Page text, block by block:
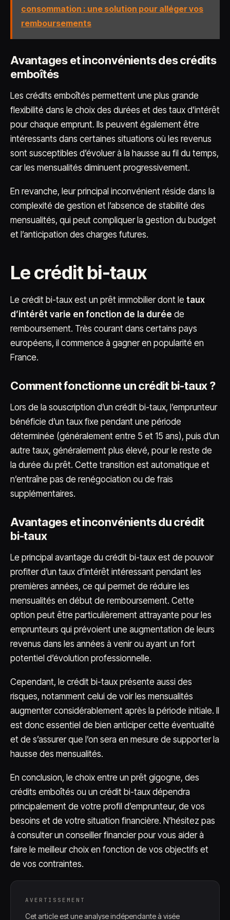
consommation : une solution pour alléger vos
remboursements
Avantages et inconvénients des crédits
emboîtés
Les crédits emboîtés permettent une plus grande
flexibilité dans le choix des durées et des taux d’intérêt
pour chaque emprunt. Ils peuvent également être
intéressants dans certaines situations où les revenus
sont susceptibles d’évoluer à la hausse au fil du temps,
car les mensualités diminuent progressivement.
En revanche, leur principal inconvénient réside dans la
complexité de gestion et l’absence de stabilité des
mensualités, qui peut compliquer la gestion du budget
et l’anticipation des charges futures.
Le crédit bi-taux
Le crédit bi-taux est un prêt immobilier dont le taux
d’intérêt varie en fonction de la durée de
remboursement. Très courant dans certains pays
européens, il commence à gagner en popularité en
France.
Comment fonctionne un crédit bi-taux ?
Lors de la souscription d’un crédit bi-taux, l’emprunteur
bénéficie d’un taux fixe pendant une période
déterminée (généralement entre 5 et 15 ans), puis d’un
autre taux, généralement plus élevé, pour le reste de
la durée du prêt. Cette transition est automatique et
n’entraîne pas de renégociation ou de frais
supplémentaires.
Avantages et inconvénients du crédit
bi-taux
Le principal avantage du crédit bi-taux est de pouvoir
profiter d’un taux d’intérêt intéressant pendant les
premières années, ce qui permet de réduire les
mensualités en début de remboursement. Cette
option peut être particulièrement attrayante pour les
emprunteurs qui prévoient une augmentation de leurs
revenus dans les années à venir ou ayant un fort
potentiel d’évolution professionnelle.
Cependant, le crédit bi-taux présente aussi des
risques, notamment celui de voir les mensualités
augmenter considérablement après la période initiale. Il
est donc essentiel de bien anticiper cette éventualité
et de s’assurer que l’on sera en mesure de supporter la
hausse des mensualités.
En conclusion, le choix entre un prêt gigogne, des
crédits emboîtés ou un crédit bi-taux dépendra
principalement de votre profil d’emprunteur, de vos
besoins et de votre situation financière. N’hésitez pas
à consulter un conseiller financier pour vous aider à
faire le meilleur choix en fonction de vos objectifs et
de vos contraintes.
AVERTISSEMENT
Cet article est une analyse indépendante à visée